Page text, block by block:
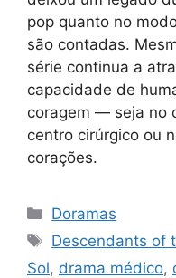
pop quanto no
são contadas.
série continua a
capacidade de
coragem — seja no
centro cirúrgico ou
corações.
Categorias
Doramas
Tags
Descendants of
Sol, drama médico,